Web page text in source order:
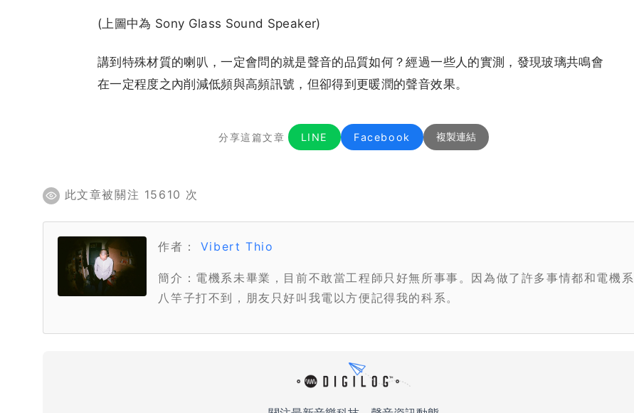
(上圖中為 Sony Glass Sound Speaker)
講到特殊材質的喇叭，一定會問的就是聲音的品質如何？經過一些人的實測，發現玻璃共鳴會
在一定程度之內削減低頻與高頻訊號，但卻得到更暖潤的聲音效果。
分享這篇文章 LINE Facebook 複製連結
此文章被關注 15610 次
作者： Vibert Thio
簡介：電機系未畢業，目前不敢當工程師只好無所事事。因為做了許多事情都和電機系
八竿子打不到，朋友只好叫我電以方便記得我的科系。